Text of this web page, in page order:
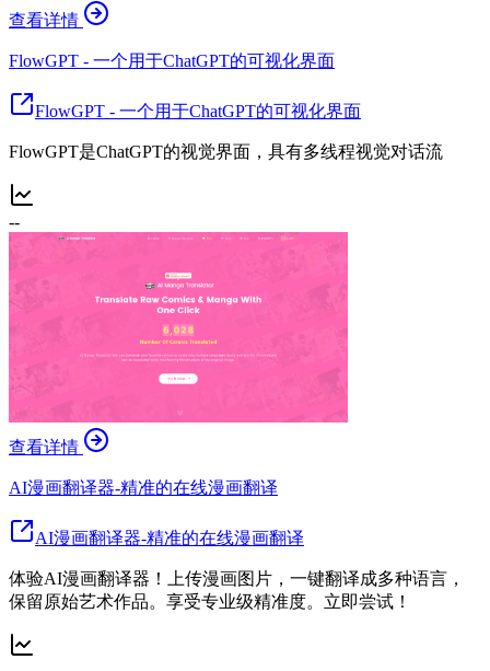
查看详情
FlowGPT - 一个用于ChatGPT的可视化界面
FlowGPT - 一个用于ChatGPT的可视化界面
FlowGPT是ChatGPT的视觉界面，具有多线程视觉对话流
--
查看详情
AI漫画翻译器-精准的在线漫画翻译
AI漫画翻译器-精准的在线漫画翻译
体验AI漫画翻译器！上传漫画图片，一键翻译成多种语言，
保留原始艺术作品。享受专业级精准度。立即尝试！